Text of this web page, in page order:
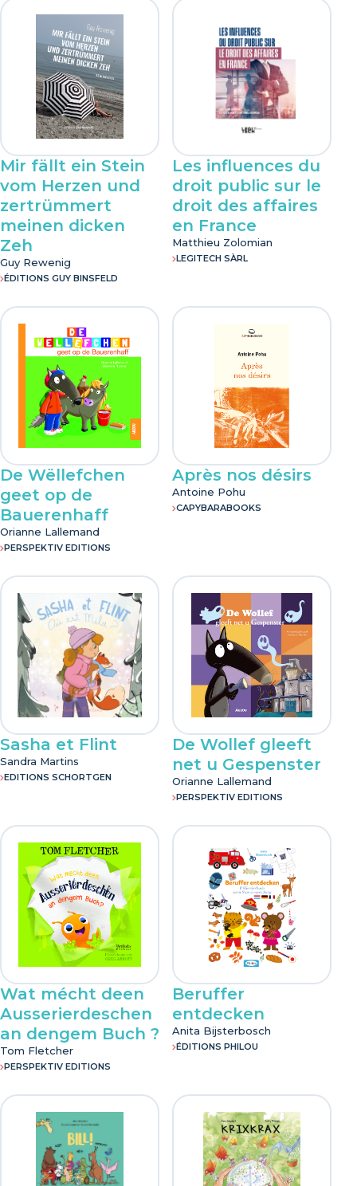
Mir fällt ein Stein
vom Herzen und
zertrümmert
meinen dicken
Zeh
Guy Rewenig
ÉDITIONS GUY BINSFELD
Les influences du
droit public sur le
droit des affaires
en France
Matthieu Zolomian
LEGITECH SÀRL
De Wëllefchen
geet op de
Bauerenhaff
Orianne Lallemand
PERSPEKTIV EDITIONS
Après nos désirs
Antoine Pohu
CAPYBARABOOKS
Sasha et Flint
Sandra Martins
EDITIONS SCHORTGEN
De Wollef gleeft
net u Gespenster
Orianne Lallemand
PERSPEKTIV EDITIONS
Wat mécht deen
Ausserierdeschen
an dengem Buch ?
Tom Fletcher
PERSPEKTIV EDITIONS
Beruffer
entdecken
Anita Bijsterbosch
ÉDITIONS PHILOU